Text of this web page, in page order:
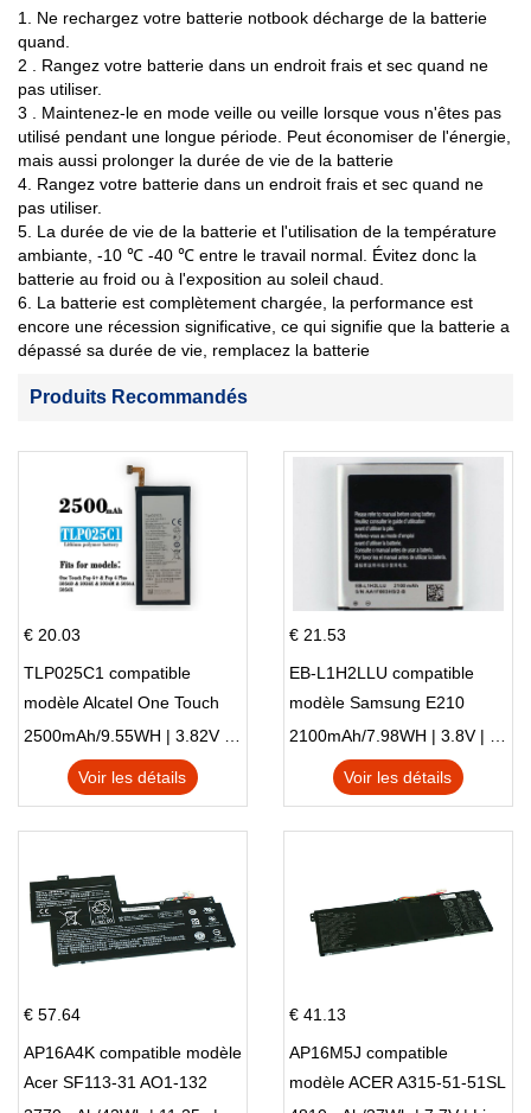
1. Ne rechargez votre batterie notbook décharge de la batterie
quand.
2 . Rangez votre batterie dans un endroit frais et sec quand ne
pas utiliser.
3 . Maintenez-le en mode veille ou veille lorsque vous n'êtes pas
utilisé pendant une longue période. Peut économiser de l'énergie,
mais aussi prolonger la durée de vie de la batterie
4. Rangez votre batterie dans un endroit frais et sec quand ne
pas utiliser.
5. La durée de vie de la batterie et l'utilisation de la température
ambiante, -10 ℃ -40 ℃ entre le travail normal. Évitez donc la
batterie au froid ou à l'exposition au soleil chaud.
6. La batterie est complètement chargée, la performance est
encore une récession significative, ce qui signifie que la batterie a
dépassé sa durée de vie, remplacez la batterie
Produits Recommandés
€ 20.03
TLP025C1 compatible
modèle Alcatel One Touch
Pop 4 Plus OT-5056D
2500mAh/9.55WH | 3.82V | Li-ion ...
Voir les détails
€ 21.53
EB-L1H2LLU compatible
modèle Samsung E210
E210K i939
2100mAh/7.98WH | 3.8V | Li-ion ...
Voir les détails
€ 57.64
AP16A4K compatible modèle
Acer SF113-31 AO1-132
€ 41.13
AP16M5J compatible
modèle ACER A315-51-51SL